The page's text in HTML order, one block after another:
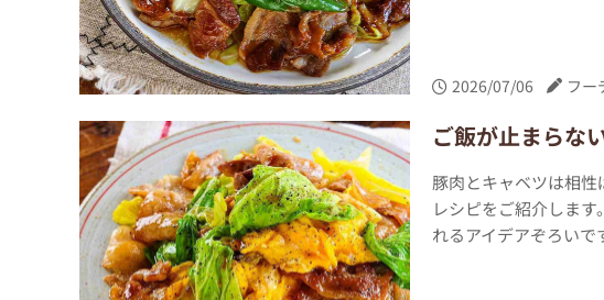
2026/07/06 フー
ご飯が止まらな
豚肉とキャベツは相
レシピをご紹介しま
れるアイデアぞろい